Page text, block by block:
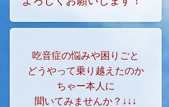
吃音症の悩みや困りごと
どうやって乗り越えたのか
ちゃー本人に
聞いてみませんか？↓↓↓